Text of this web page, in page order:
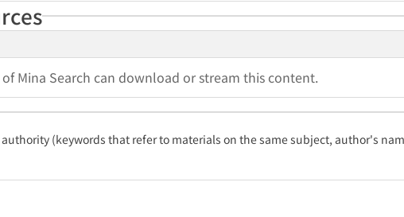
of Mina Search can download or stream this content.
(keywords that refer to materials on the same subject, author's